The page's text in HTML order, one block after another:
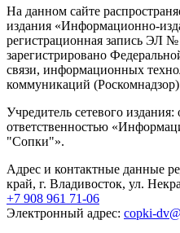
На данном сайте
издания «Информационно-
регистрационная запись ЭЛ
зарегистрировано
связи, информационных
коммуникаций
Учредитель сетевого
ответственностью
"Сопки"».
Адрес и контактные данные
край, г. Владивосток, ул.
+7 908 961 71-06
Электронный адрес: copki-